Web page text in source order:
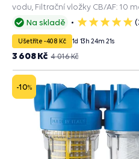
Na skladě
5
vodu, Filtrační vložky CB/AF: 10
filtruje bakterie, redukuje chlór,
písek, úlomky, RAH: 90 mcr,
nečistoty a usazeniny.
Ušetříte -408 Kč 1d 13h 24m 20s
4 016 Kč
3 608 Kč
-10%